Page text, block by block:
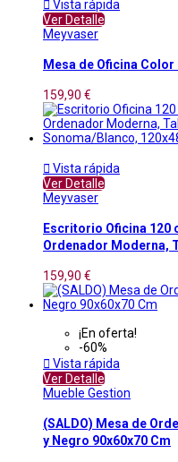
 Vista rápida
Ver Detalle
Meyvaser
Mesa de Oficina
159,90 €
 Vista rápida
Ver Detalle
Meyvaser
Escritorio Oficina 120
Ordenador Moderna,
159,90 €
¡En oferta!
-60%
 Vista rápida
Ver Detalle
Mueble Gestion
(SALDO) Mesa de
y Negro 90x60x70 Cm